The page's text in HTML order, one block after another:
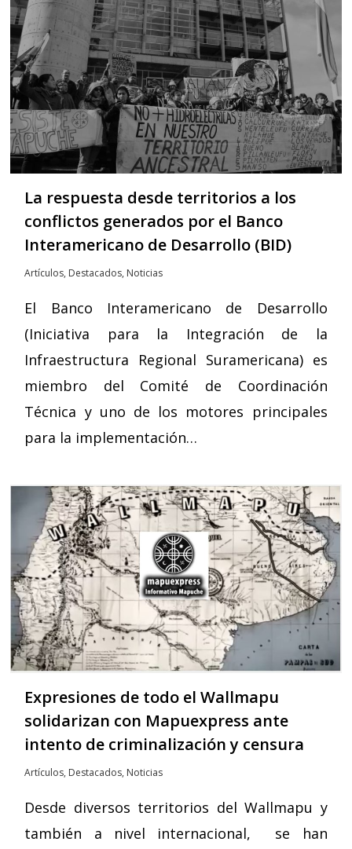
La respuesta desde territorios a los
conflictos generados por el Banco
Interamericano de Desarrollo (BID)
Artículos, Destacados, Noticias
El Banco Interamericano de Desarrollo
(Iniciativa para la Integración de la
Infraestructura Regional Suramericana) es
miembro del Comité de Coordinación
Técnica y uno de los motores principales
para la implementación…
Expresiones de todo el Wallmapu
solidarizan con Mapuexpress ante
intento de criminalización y censura
Artículos, Destacados, Noticias
Desde diversos territorios del Wallmapu y
también a nivel internacional, se han